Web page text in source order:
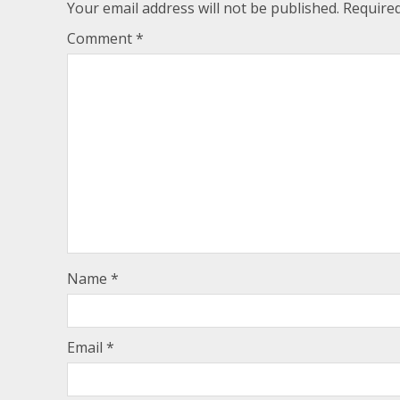
Your email address will not be published.
Comment*
Name *
Email *